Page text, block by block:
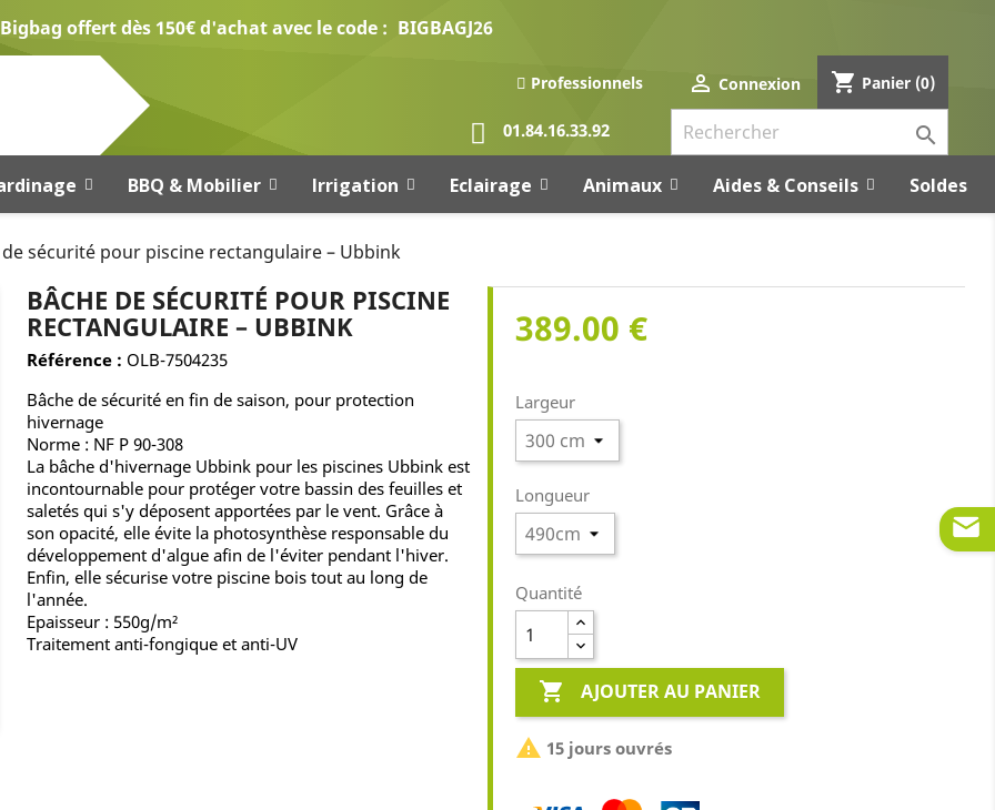
Bigbag offert dès 150€ d'achat avec le code : BIGBAGJ26
Professionnels  Connexion shopping_cart Panier (0)
01.84.16.33.92 
BBQ & Mobilier Irrigation Eclairage Animaux Aides & Conseils Soldes
de sécurité pour piscine rectangulaire – Ubbink
BÂCHE DE SÉCURITÉ POUR PISCINE
RECTANGULAIRE – UBBINK
Référence : OLB-7504235
Bâche de sécurité en fin de saison, pour protection
hivernage
Norme : NF P 90-308
La bâche d'hivernage Ubbink pour les piscines Ubbink est
incontournable pour protéger votre bassin des feuilles et
saletés qui s'y déposent apportées par le vent. Grâce à
son opacité, elle évite la photosynthèse responsable du
développement d'algue afin de l'éviter pendant l'hiver.
Enfin, elle sécurise votre piscine bois tout au long de
l'année.
Epaisseur : 550g/m²
Traitement anti-fongique et anti-UV
389.00 €
Largeur
Longueur
Quantité
 AJOUTER AU PANIER
 15 jours ouvrés